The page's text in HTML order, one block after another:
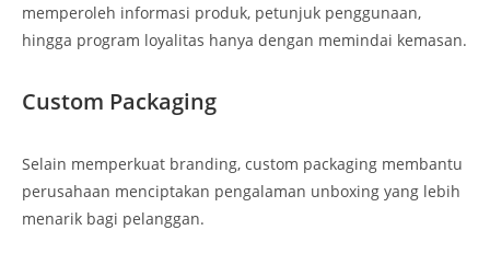
memperoleh informasi produk, petunjuk penggunaan,
hingga program loyalitas hanya dengan memindai kemasan.
Custom Packaging
Selain memperkuat branding, custom packaging membantu
perusahaan menciptakan pengalaman unboxing yang lebih
menarik bagi pelanggan.